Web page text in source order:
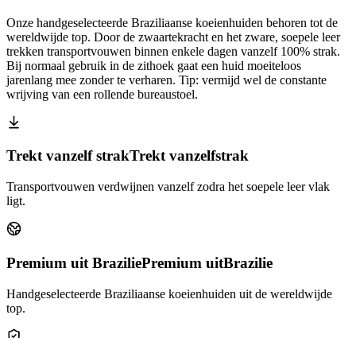
Onze handgeselecteerde Braziliaanse koeienhuiden behoren tot de
wereldwijde top. Door de zwaartekracht en het zware, soepele leer
trekken transportvouwen binnen enkele dagen vanzelf 100% strak.
Bij normaal gebruik in de zithoek gaat een huid moeiteloos
jarenlang mee zonder te verharen. Tip: vermijd wel de constante
wrijving van een rollende bureaustoel.
Trekt vanzelf strakTrekt vanzelfstrak
Transportvouwen verdwijnen vanzelf zodra het soepele leer vlak
ligt.
Premium uit BraziliePremium uitBrazilie
Handgeselecteerde Braziliaanse koeienhuiden uit de wereldwijde
top.